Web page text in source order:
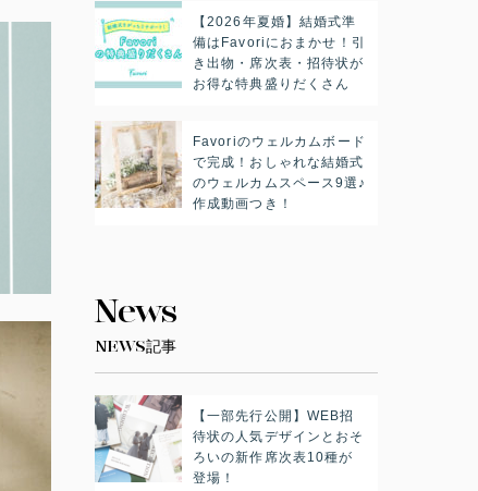
【2026年夏婚】結婚式準
備はFavoriにおまかせ！引
き出物・席次表・招待状が
お得な特典盛りだくさん
Favoriのウェルカムボード
で完成！おしゃれな結婚式
のウェルカムスペース9選♪
作成動画つき！
News
NEWS記事
【一部先行公開】WEB招
待状の人気デザインとおそ
ろいの新作席次表10種が
登場！